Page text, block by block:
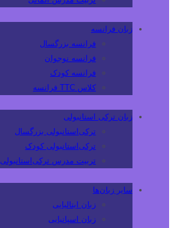
زبان فرانسه
فرانسه بزرگسال
فرانسه نوجوان
فرانسه کودک
کلاس TTC فرانسه
زبان ترکی استانبولی
ترکی‌استانبولی بزرگسال
ترکی‌استانبولی کودک
تربیت مدرس ترکی‌استانبولی
سایر زبان‌ها
زبان ایتالیایی
زبان اسپانیایی